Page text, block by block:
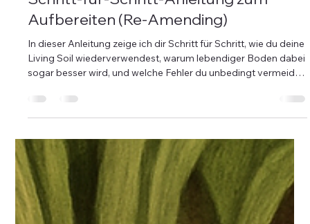
Kim Immanuel Krämer
28. Juni
15 Min. Lesezeit
Living Soil wiederverwenden: Die
Living Soil wiederverwendest, warum lebendiger Boden dabei
sogar besser wird, und welche Fehler du unbedingt vermeiden
solltest.